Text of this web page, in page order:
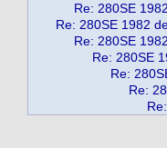
Re: 280SE
Re: 280SE 1982
Re: 280SE
Re: 280SE
Re:
Re: